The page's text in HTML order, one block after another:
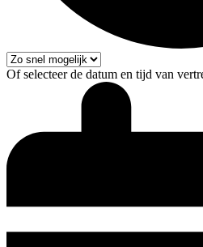
Of selecteer de datum en tijd van